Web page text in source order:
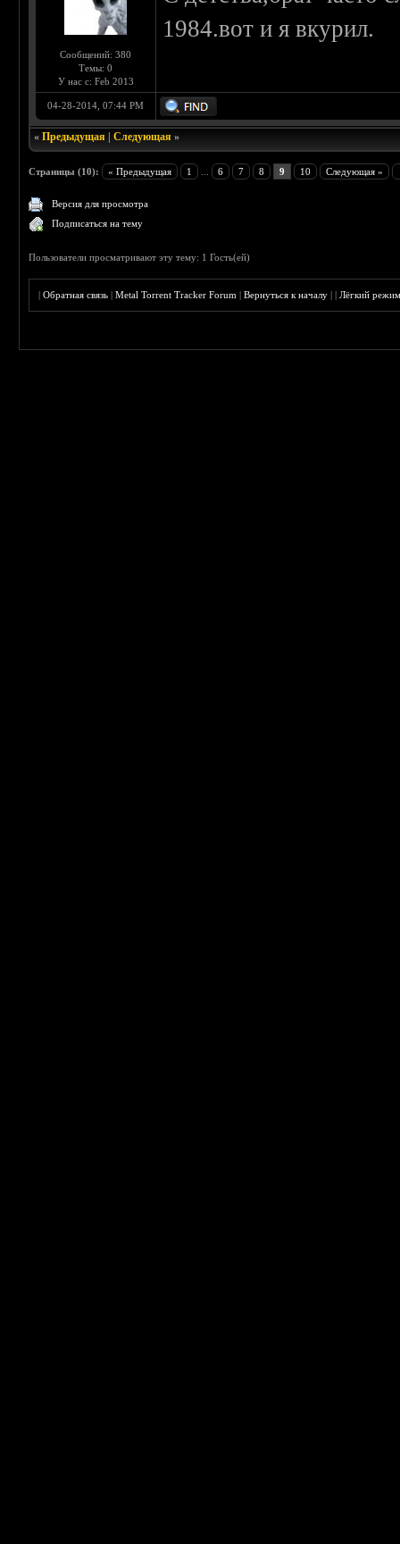
Сообщений: 380
Темы: 0
У нас с: Feb 2013
1984.вот и я вкурил.
04-28-2014, 07:44 PM
«Предыдущая |Следующая »
Страницы (10): « Предыдущая 1 6 7 8 9 10 Следующая »
Версия для просмотра
Подписаться на тему
Пользователи просматривают эту тему: 1 Гость(ей)
|Обратная связь |Metal Torrent Tracker Forum |Вернуться к началу ||Лёгкий